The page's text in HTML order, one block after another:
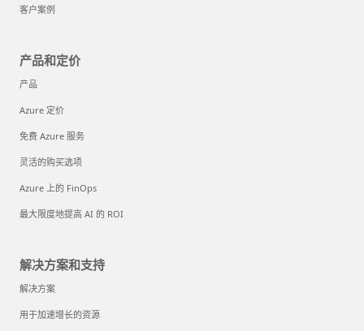
客户案例
产品和定价
产品
Azure 定价
免费 Azure 服务
灵活的购买选项
Azure 上的 FinOps
最大限度地提高 AI 的 ROI
解决方案和支持
解决方案
用于加速增长的资源